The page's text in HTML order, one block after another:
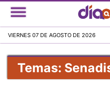
VIERNES 07 DE AGOSTO DE 2026
Temas: